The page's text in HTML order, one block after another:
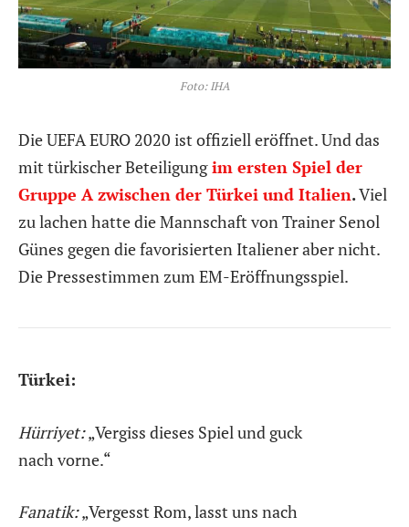
Foto: IHA
DieUEFA EURO 2020 ist offiziell eröffnet. Und das
mit türkischer Beteiligungim ersten Spiel der
Gruppe A zwischen der Türkei und Italien.Viel
zu lachen hatte die Mannschaft von Trainer Senol
Günes gegen die favorisierten Italiener aber nicht.
Die Pressestimmen zum EM-Eröffnungsspiel.
Türkei:
Hürriyet:„Vergiss dieses Spiel und guck
nach vorne.“
Fanatik:„Vergesst Rom, lasst uns nach